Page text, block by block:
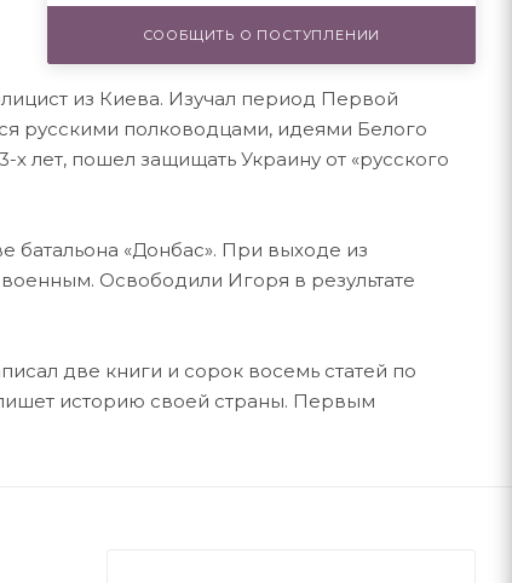
СООБЩИТЬ О ПОСТУПЛЕНИИ
из Киева. Изучал период Первой
русскими полководцами, идеями Белого
х лет, пошел защищать Украину от «русского
батальона «Донбас». При выходе из
Освободили Игоря в результате
две книги и сорок восемь статей по
историю своей страны. Первым